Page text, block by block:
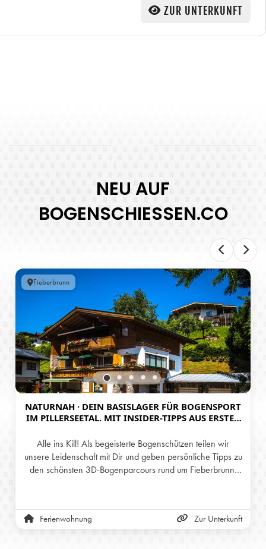
ZUR UNTERKUNFT
NEU AUF
BOGENSCHIESSEN.CO
Fieberbrunn
NATURNAH · DEIN BASISLAGER FÜR BOGENSPORT
IM PILLERSEETAL. MIT INSIDER-TIPPS AUS ERSTER
Alle ins Kill! Als begeisterte Bogenschützen teilen wir
unsere Leidenschaft mit Dir und geben persönliche Tipps zu
den schönsten 3D-Bogenparcours rund um Fieberbrunn.
Wohnkomfort und erholsamer Schlaf. Für Ausrüstung steht
ein abschließbarer Abstellraum mit Werkbank bereit. Dein
Ferienwohnung Zur Unterkunft